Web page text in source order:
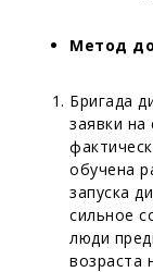
Метод
Бригада
заявки
обучена
запуска
сильное
люди
возраста